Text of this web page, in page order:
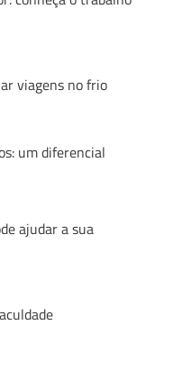
viagens no frio
um diferencial
ajudar a sua